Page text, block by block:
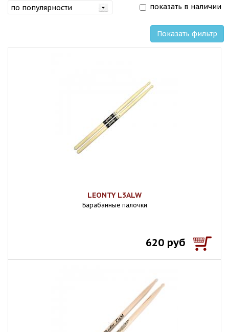
показать в наличии
Показать фильтр
LEONTY L3ALW
Барабанные палочки
620 руб